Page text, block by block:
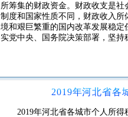
所筹集的财政资金。财政收支是
制度和国家性质不同，财政收入
境和艰巨繁重的国内改革发展稳定
实党中央、国务院决策部署，坚
2019年河北省各
2019年河北省各城市个人所